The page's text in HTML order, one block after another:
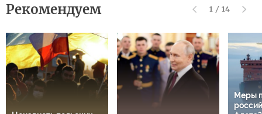
Рекомендуем 1 / 14
Меры